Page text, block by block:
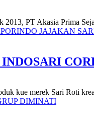
PT Akasia Prima
kue merek Sari Roti